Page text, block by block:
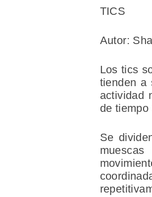
TICS
Autor:
Los tics
tienden a
actividad
de tiempo
Se